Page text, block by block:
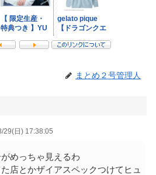
まとめ２号管理人
29(日) 17:38:05
めっちゃ見えるわ
店とかザイアスペックつけてヒュ